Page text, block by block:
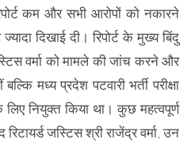
कम और सभी आरोपों को नकारने
दिखाई दी। रिपोर्ट के मुख्य बिंदु
वर्मा को मामले की जांच करने और
मध्य प्रदेश पटवारी भर्ती परीक्षा
नियुक्त किया था। कुछ महत्वपूर्ण
जस्टिस श्री राजेंद्र वर्मा, उन